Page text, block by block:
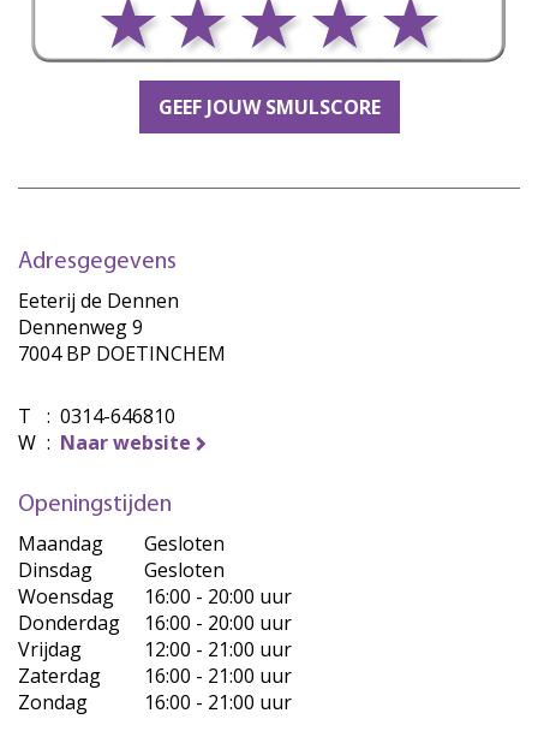
GEEF JOUW SMULSCORE
Adresgegevens
Eeterij de Dennen
Dennenweg 9
7004 BP DOETINCHEM
T : 0314-646810
W : Naar website
Openingstijden
Maandag
Gesloten
Dinsdag
Gesloten
Woensdag
16:00 - 20:00 uur
Donderdag
16:00 - 20:00 uur
Vrijdag
12:00 - 21:00 uur
Zaterdag
16:00 - 21:00 uur
Zondag
16:00 - 21:00 uur